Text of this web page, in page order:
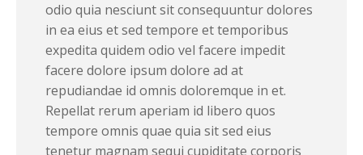
odio quia nesciunt sit consequuntur dolores
in ea eius et sed tempore et temporibus
expedita quidem odio vel facere impedit
facere dolore ipsum dolore ad at
repudiandae id omnis doloremque in et.
Repellat rerum aperiam id libero quos
tempore omnis quae quia sit sed eius
tenetur magnam sequi cupiditate corporis